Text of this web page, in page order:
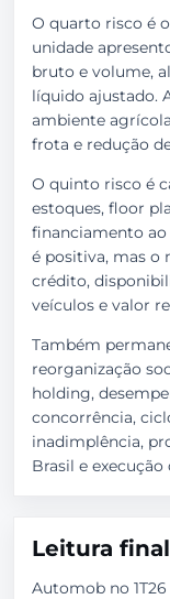
O quarto risco é
unidade
bruto e volume,
líquido ajustado.
ambiente
frota e redução
O quinto risco é
estoques, floor
financiamento ao
é positiva, mas o
crédito,
veículos e valor
Também
reorganização
holding,
concorrência,
inadimplência,
Brasil e
Leitura final
Automob no